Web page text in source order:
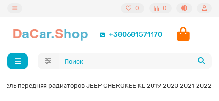
0 0
+380681571170
передняя радиаторов JEEP CHEROKEE KL 2019 2020 2021 2022